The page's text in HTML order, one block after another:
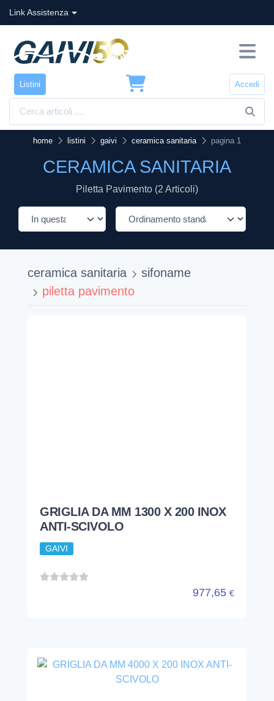
Link Assistenza
Listini Accedi
home listini gaivi ceramica sanitaria pagina 1
CERAMICA SANITARIA
Piletta Pavimento (2 Articoli)
ceramica sanitaria
sifoname
piletta pavimento
GRIGLIA DA MM 1300 X 200 INOX
ANTI-SCIVOLO
GAIVI
977,65 €